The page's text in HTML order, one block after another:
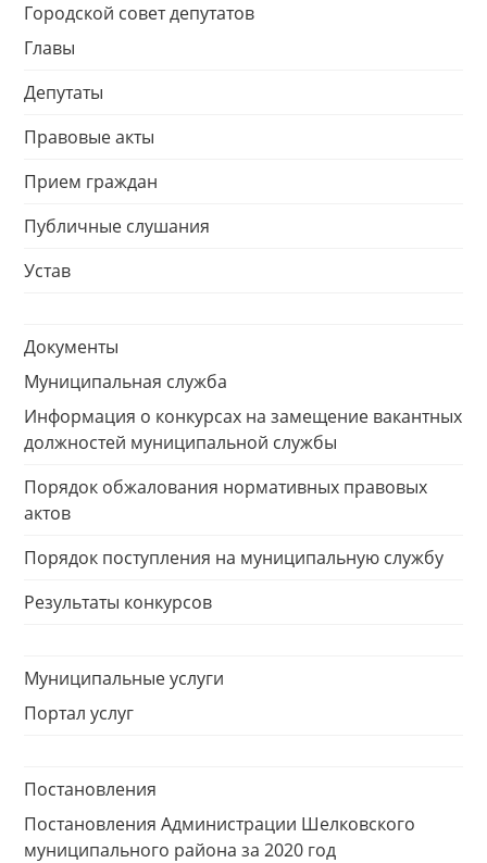
Городской совет депутатов
Главы
Депутаты
Правовые акты
Прием граждан
Публичные слушания
Устав
Документы
Муниципальная служба
Информация о конкурсах на замещение вакантных
должностей муниципальной службы
Порядок обжалования нормативных правовых
актов
Порядок поступления на муниципальную службу
Результаты конкурсов
Муниципальные услуги
Портал услуг
Постановления
Постановления Администрации Шелковского
муниципального района за 2020 год